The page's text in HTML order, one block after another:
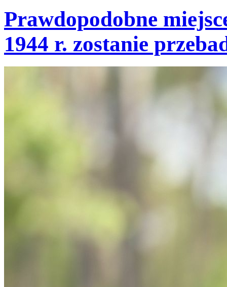
Prawdopodobne
1944 r. zostanie